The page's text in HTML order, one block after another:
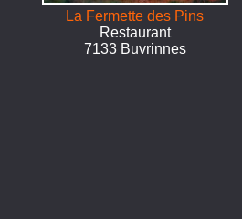
La Fermette des Pins
Restaurant
7133 Buvrinnes